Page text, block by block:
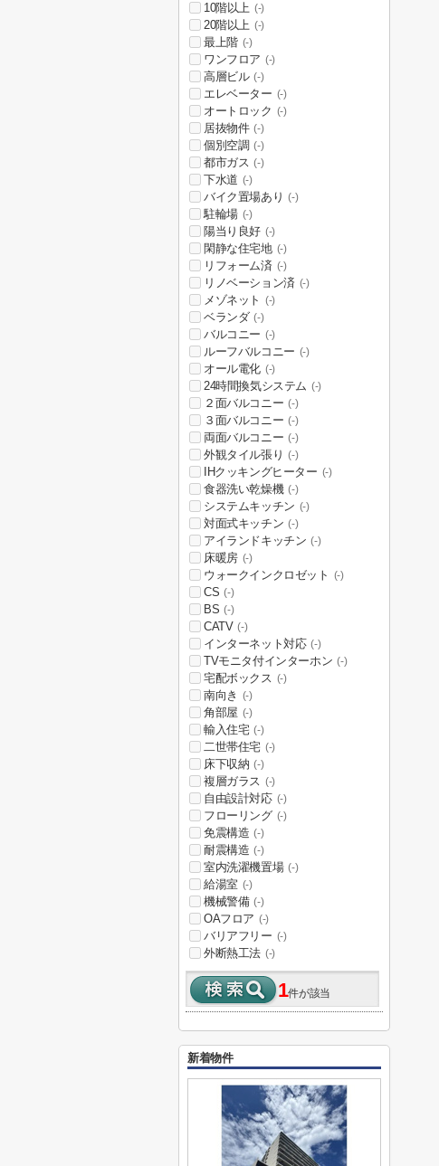
10階以上 (-)
20階以上 (-)
最上階 (-)
ワンフロア (-)
高層ビル (-)
エレベーター (-)
オートロック (-)
居抜物件 (-)
個別空調 (-)
都市ガス (-)
下水道 (-)
バイク置場あり (-)
駐輪場 (-)
陽当り良好 (-)
閑静な住宅地 (-)
リフォーム済 (-)
リノベーション済 (-)
メゾネット (-)
ベランダ (-)
バルコニー (-)
ルーフバルコニー (-)
オール電化 (-)
24時間換気システム (-)
２面バルコニー (-)
３面バルコニー (-)
両面バルコニー (-)
外観タイル張り (-)
IHクッキングヒーター (-)
食器洗い乾燥機 (-)
システムキッチン (-)
対面式キッチン (-)
アイランドキッチン (-)
床暖房 (-)
ウォークインクロゼット (-)
CS (-)
BS (-)
CATV (-)
インターネット対応 (-)
TVモニタ付インターホン (-)
宅配ボックス (-)
南向き (-)
角部屋 (-)
輸入住宅 (-)
二世帯住宅 (-)
床下収納 (-)
複層ガラス (-)
自由設計対応 (-)
フローリング (-)
免震構造 (-)
耐震構造 (-)
室内洗濯機置場 (-)
給湯室 (-)
機械警備 (-)
OAフロア (-)
バリアフリー (-)
外断熱工法 (-)
1件が該当
新着物件